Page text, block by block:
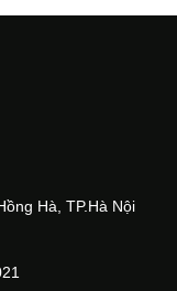
Hà, TP.Hà Nội